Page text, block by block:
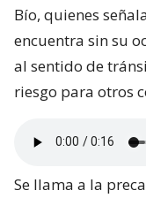
Bío, quienes
encuentra sin su
al sentido de
riesgo para otros
Se llama a la